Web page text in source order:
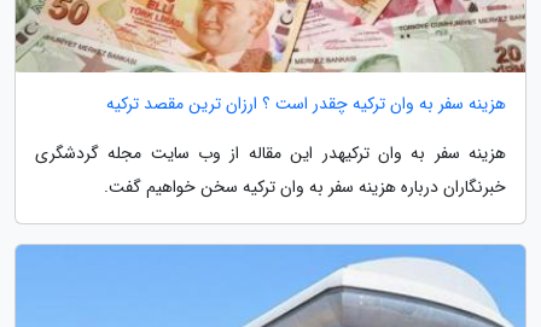
هزینه سفر به وان ترکیه چقدر است ؟ ارزان ترین مقصد ترکیه
هزینه سفر به وان ترکیهدر این مقاله از وب سایت مجله گردشگری
خبرنگاران درباره هزینه سفر به وان ترکیه سخن خواهیم گفت.